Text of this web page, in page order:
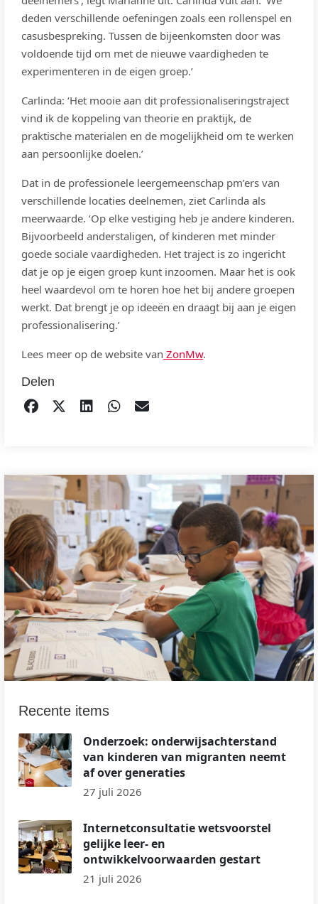
deden verschillende oefeningen zoals een rollenspel en
casusbespreking. Tussen de bijeenkomsten door was
voldoende tijd om met de nieuwe vaardigheden te
experimenteren in de eigen groep.’
Carlinda: ‘Het mooie aan dit professionaliseringstraject
vind ik de koppeling van theorie en praktijk, de
praktische materialen en de mogelijkheid om te werken
aan persoonlijke doelen.’
Dat in de professionele leergemeenschap pm’ers van
verschillende locaties deelnemen, ziet Carlinda als
meerwaarde. ‘Op elke vestiging heb je andere kinderen.
Bijvoorbeeld anderstaligen, of kinderen met minder
goede sociale vaardigheden. Het traject is zo ingericht
dat je op je eigen groep kunt inzoomen. Maar het is ook
heel waardevol om te horen hoe het bij andere groepen
werkt. Dat brengt je op ideeën en draagt bij aan je eigen
professionalisering.’
Lees meer op de website van ZonMw.
Delen
DELEN OP FACEBOOK
TWEETDELEN OP LINKEDIN
DELEN OP WHATSAPP
Recente items
Onderzoek: onderwijsachterstand
van kinderen van migranten neemt
af over generaties
27 juli 2026
Internetconsultatie wetsvoorstel
gelijke leer- en
ontwikkelvoorwaarden gestart
21 juli 2026